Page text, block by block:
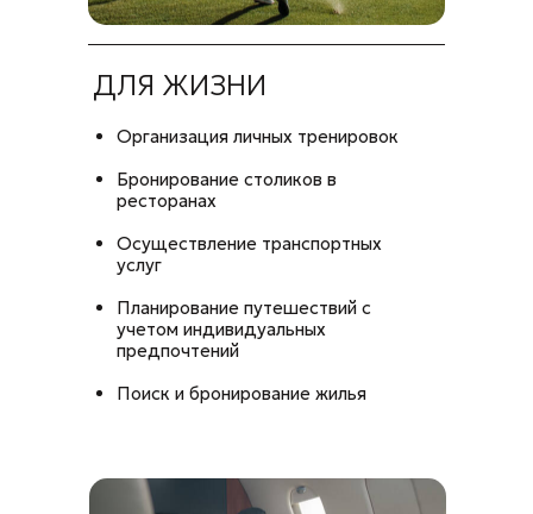
Организация личных тренировок
Бронирование столиков в
ресторанах
Осуществление транспортных
услуг
Планирование путешествий с
учетом индивидуальных
предпочтений
Поиск и бронирование жилья
ДЛЯ ЖИЗНИ